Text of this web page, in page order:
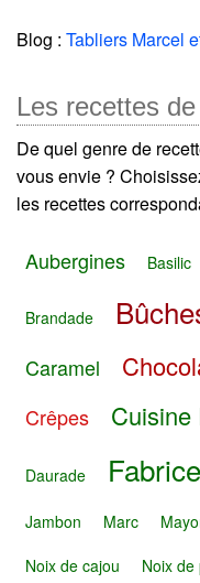
Blog : Tabliers Marcel
Les recettes
De quel genre de
vous envie ?
les recettes
Aubergines Basilic
Brandade
Caramel
Crêpes
Cuisine
Daurade Fabrice
Jambon Marc
Noix de cajou Noix de